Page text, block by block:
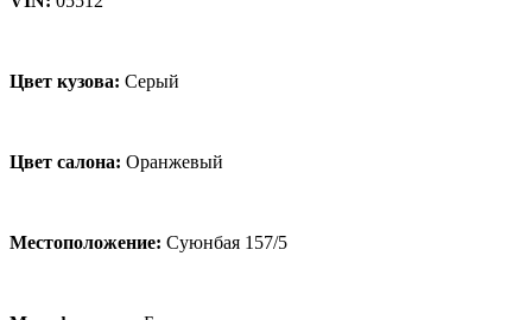
Цвет кузова: Серый
Цвет салона: Оранжевый
Местоположение: Суюнбая 157/5